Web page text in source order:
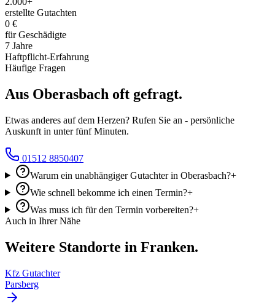
erstellte Gutachten
0 €
für Geschädigte
7 Jahre
Haftpflicht-Erfahrung
Häufige Fragen
Aus Oberasbach oft gefragt.
Etwas anderes auf dem Herzen? Rufen Sie an - persönliche
Auskunft in unter fünf Minuten.
01512 8850407
Warum ein unabhängiger Gutachter in Oberasbach?+
Wie schnell bekomme ich einen Termin?+
Was muss ich für den Termin vorbereiten?+
Auch in Ihrer Nähe
Weitere Standorte in Franken.
Kfz Gutachter
Parsberg